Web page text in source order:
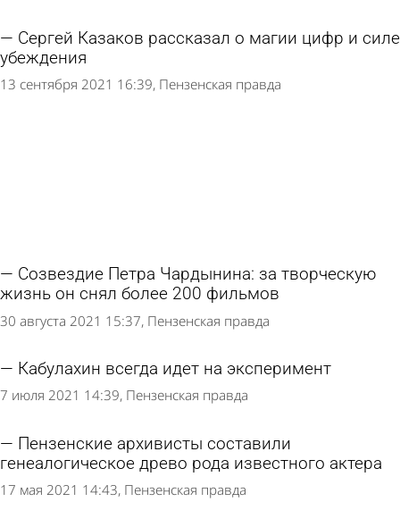
Сергей Казаков рассказал о магии цифр и силе
убеждения
13 сентября 2021 16:39 Пензенская правда
Созвездие Петра Чардынина: за творческую
жизнь он снял более 200 фильмов
30 августа 2021 15:37 Пензенская правда
Кабулахин всегда идет на эксперимент
7 июля 2021 14:39 Пензенская правда
Пензенские архивисты составили
генеалогическое древо рода известного актера
17 мая 2021 14:43 Пензенская правда